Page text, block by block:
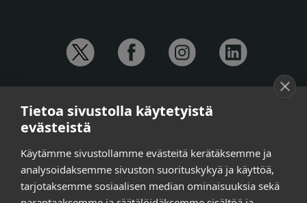
Anna-Mari Jaanu, kehittämispäällikkö,
puh. +358 50 572 4620
Henna Honkalo,
viestintäpäällikkö,
puh. +358 50 479 6618
Ilari Raiski, viestintä- ja tapahtumakoordinaattori,
puh. +358 45 130 3832
Tietoa sivustolla käytetyistä
evästeistä
Käytämme sivustollamme evästeitä kerätäksemme ja
analysoidaksemme sivuston suorituskykyä ja käyttöä,
tarjotaksemme sosiaalisen median ominaisuuksia sekä